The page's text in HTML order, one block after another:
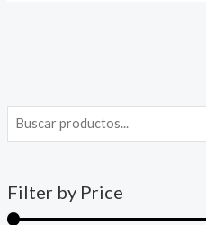
Filter by Price